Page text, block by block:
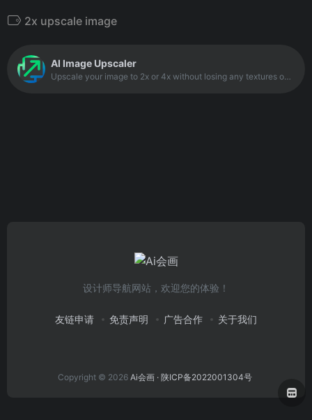
2x upscale image
AI Image Upscaler
Upscale your image to 2x or 4x without losing any textures or details with our AI tool. Use our super-resolution tool and bring new life to your images.
设计师导航网站，欢迎您的体验！
友链申请 免责声明 广告合作 关于我们
Copyright © 2026 Ai会画 · 陕ICP备2022001304号